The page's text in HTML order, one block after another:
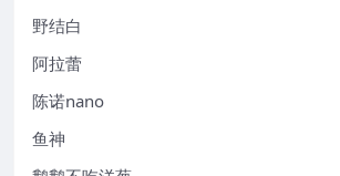
野结白
阿拉蕾
陈诺nano
鱼神